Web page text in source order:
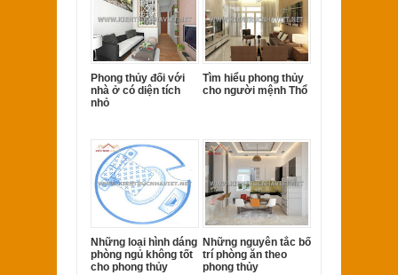
Phong thủy đối với
nhà ở có diện tích
nhỏ
Tìm hiểu phong thủy
cho người mệnh Thổ
Những loại hình dáng
phòng ngủ không tốt
cho phong thủy
Những nguyên tắc bố
trí phòng ăn theo
phong thủy